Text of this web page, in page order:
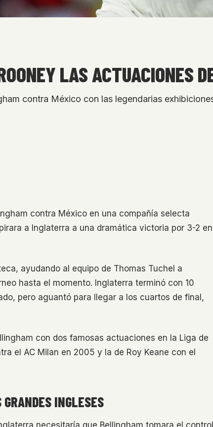
LAS ACTUACIONES
contra México con las legendarias
contra México en una compañía selecta
a Inglaterra a una dramática victoria por 3-2 en
ayudando al equipo de Thomas Tuchel a
hasta el momento. Inglaterra terminó con 10
pero aguantó para llegar a los cuartos de final,
con dos famosas actuaciones en la Liga de
el AC Milan en 2005 y la de Roy Keane con el
INGLESES